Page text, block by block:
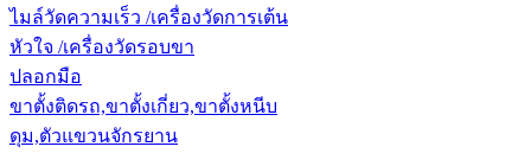
ไมล์วัดความเร็ว /เครื่องวัดการเต้น
หัวใจ /เครื่องวัดรอบขา
ปลอกมือ
ขาตั้งติดรถ,ขาตั้งเกี่ยว,ขาตั้งหนีบ
ดุม,ตัวแขวนจักรยาน